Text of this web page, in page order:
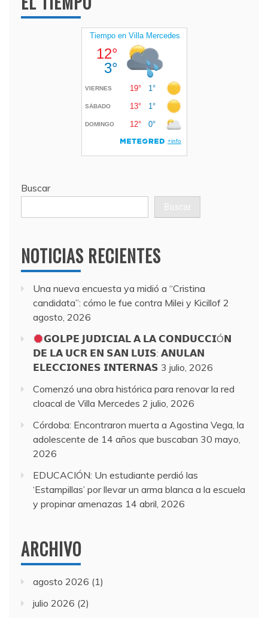
Buscar
Buscar
NOTICIAS RECIENTES
Una nueva encuesta ya midió a “Cristina
candidata”: cómo le fue contra Milei y Kicillof 2
agosto, 2026
𝗚𝗢𝗟𝗣𝗘 𝗝𝗨𝗗𝗜𝗖𝗜𝗔𝗟 𝗔 𝗟𝗔 𝗖𝗢𝗡𝗗𝗨𝗖𝗖𝗜Ó𝗡
𝗗𝗘 𝗟𝗔 𝗨𝗖𝗥 𝗘𝗡 𝗦𝗔𝗡 𝗟𝗨𝗜𝗦: 𝗔𝗡𝗨𝗟𝗔𝗡
𝗘𝗟𝗘𝗖𝗖𝗜𝗢𝗡𝗘𝗦 𝗜𝗡𝗧𝗘𝗥𝗡𝗔𝗦 3 julio, 2026
Comenzó una obra histórica para renovar la red
cloacal de Villa Mercedes 2 julio, 2026
Córdoba: Encontraron muerta a Agostina Vega, la
adolescente de 14 años que buscaban 30 mayo,
2026
EDUCACIÓN: Un estudiante perdió las
‘Estampillas’ por llevar un arma blanca a la escuela
y propinar amenazas 14 abril, 2026
ARCHIVO
agosto 2026 (1)
julio 2026 (2)